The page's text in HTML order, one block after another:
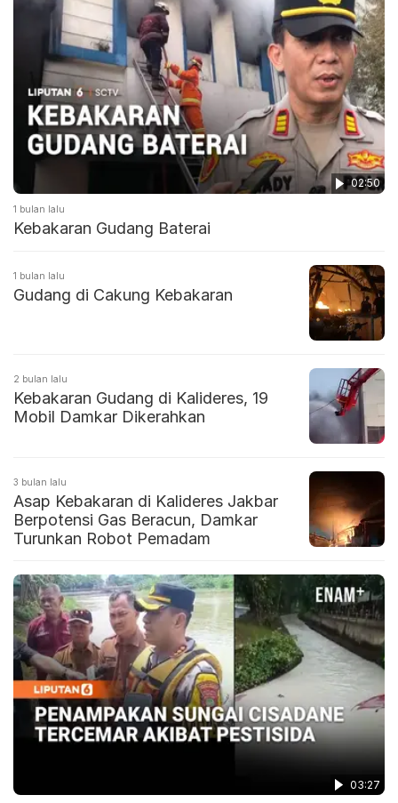
02:50
1 bulan lalu
Kebakaran Gudang Baterai
1 bulan lalu
Gudang di Cakung Kebakaran
2 bulan lalu
Kebakaran Gudang di Kalideres, 19
Mobil Damkar Dikerahkan
3 bulan lalu
Asap Kebakaran di Kalideres Jakbar
Berpotensi Gas Beracun, Damkar
Turunkan Robot Pemadam
03:27